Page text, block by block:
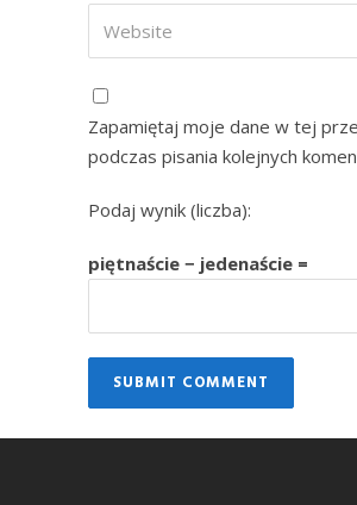
Zapamiętaj moje dane w tej
podczas pisania kolejnych
Podaj wynik (liczba):
piętnaście − jedenaście =